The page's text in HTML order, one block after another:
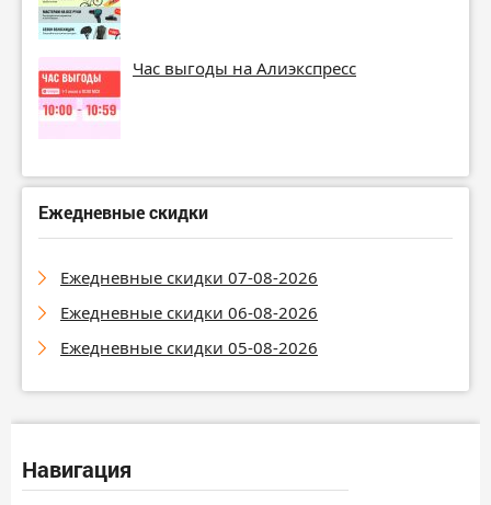
Час выгоды на Алиэкспресс
Ежедневные скидки
Ежедневные скидки 07-08-2026
Ежедневные скидки 06-08-2026
Ежедневные скидки 05-08-2026
Навигация